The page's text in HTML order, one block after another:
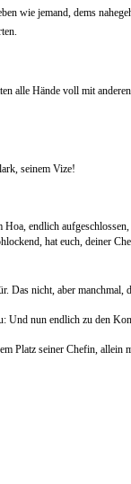
wie jemand, dems
alle Hände voll mit
seinem Vize!
endlich
hat euch, deiner
nicht, aber manchmal,
Und nun endlich zu den
Platz seiner Chefin,